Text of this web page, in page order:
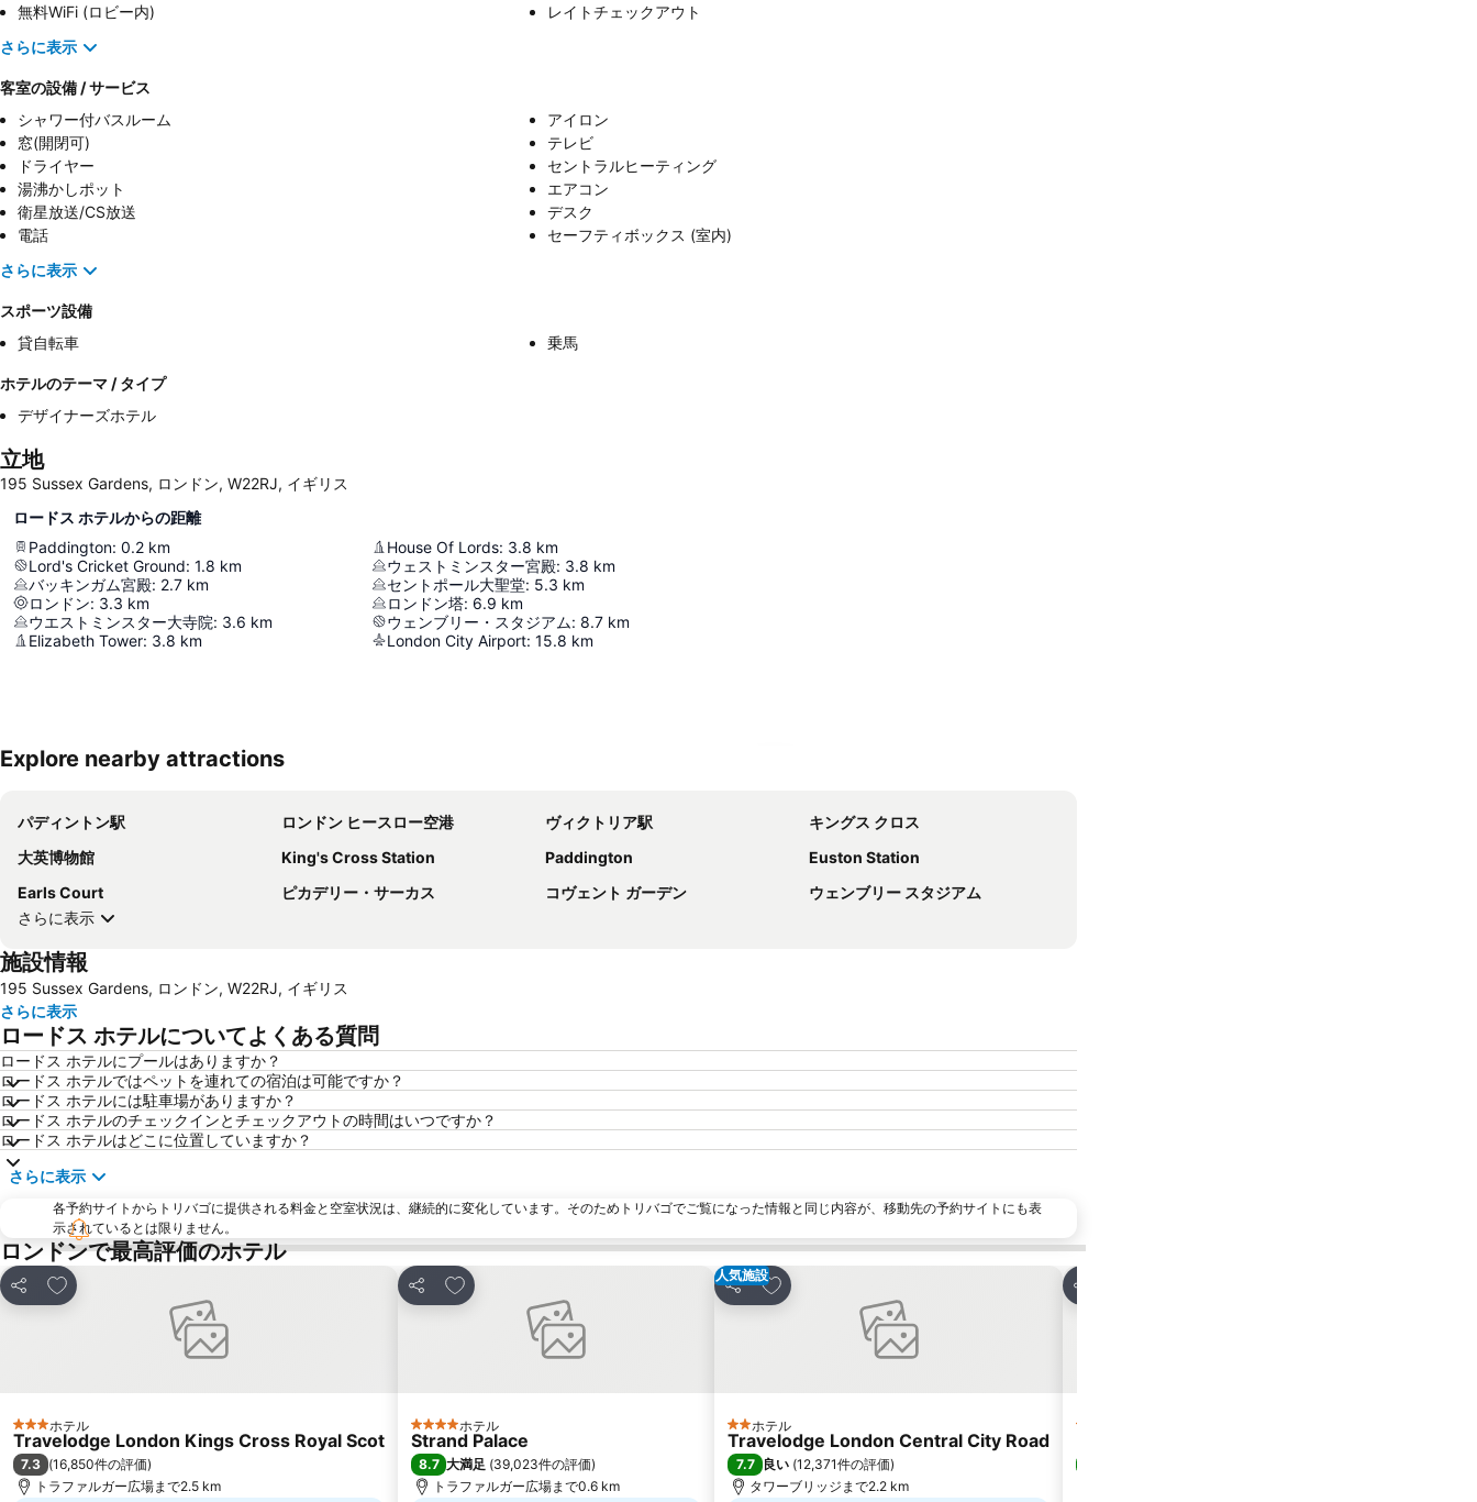
無料WiFi (ロビー内)
レイトチェックアウト
さらに表示
客室の設備 / サービス
シャワー付バスルーム
アイロン
窓(開閉可)
テレビ
ドライヤー
セントラルヒーティング
湯沸かしポット
エアコン
衛星放送/CS放送
デスク
電話
セーフティボックス (室内)
さらに表示
スポーツ設備
貸自転車
乗馬
ホテルのテーマ / タイプ
デザイナーズホテル
立地
195 Sussex Gardens, ロンドン, W22RJ, イギリス
ロードス ホテルからの距離
Paddington: 0.2 km
Lord's Cricket Ground: 1.8 km
バッキンガム宮殿: 2.7 km
ロンドン: 3.3 km
ウエストミンスター大寺院: 3.6 km
Elizabeth Tower: 3.8 km
House Of Lords: 3.8 km
ウェストミンスター宮殿: 3.8 km
セントポール大聖堂: 5.3 km
ロンドン塔: 6.9 km
ウェンブリー・スタジアム: 8.7 km
London City Airport: 15.8 km
Explore nearby attractions
パディントン駅 ロンドン ヒースロー空港 ヴィクトリア駅
キングス クロス
大英博物館
King's Cross Station Paddington
Euston Station
Earls Court
ピカデリー・サーカス コヴェント ガーデン
ウェンブリー スタジアム
さらに表示
施設情報
195 Sussex Gardens, ロンドン, W22RJ, イギリス
さらに表示
ロードス ホテルについてよくある質問
ロードス ホテルにプールはありますか？
ロードス ホテルではペットを連れての宿泊は可能ですか？
ロードス ホテルには駐車場がありますか？
ロードス ホテルのチェックインとチェックアウトの時間はいつですか？
ロードス ホテルはどこに位置していますか？
さらに表示
各予約サイトからトリバゴに提供される料金と空室状況は、継続的に変化しています。そのためトリバゴでご覧になった情報と同じ内容が、移動先の予約サイトにも表
示されているとは限りません。
ロンドンで最高評価のホテル
シェア
お気に入りに追加
3 ホテルのランク
ホテル
Travelodge London Kings Cross Royal Scot
7.3 (16,850件の評価)
トラファルガー広場まで2.5 km
シェア
お気に入りに追加
4 ホテルのランク
ホテル
Strand Palace
8.7 大満足 (39,023件の評価)
トラファルガー広場まで0.6 km
人気施設
シェア
お気に入りに追加
2 ホテルのランク
ホテル
Travelodge London Central City Road
7.7 良い (12,371件の評価)
タワーブリッジまで2.2 km
シェア